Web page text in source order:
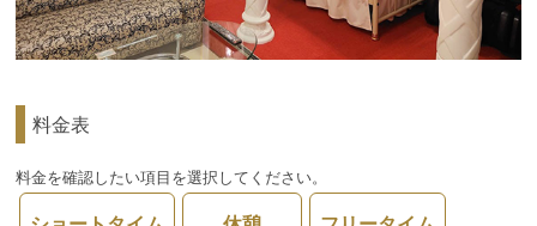
料金表
料金を確認したい項目を選択してください。